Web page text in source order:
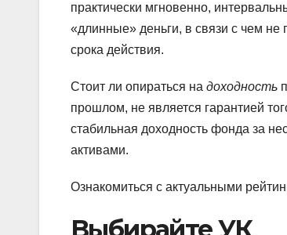
практически мгновенно,
«длинные» деньги, в связи с чем
срока действия.
Стоит ли опираться на доходность
прошлом, не является гарантией
стабильная доходность фонда за
активами.
Ознакомиться с актуальными